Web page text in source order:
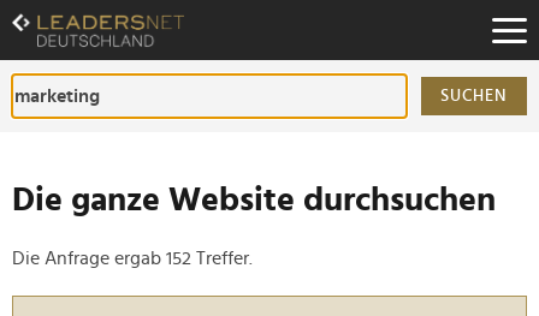
Zum
Inhalt
Zur
Fußzeilen-
Navigation
SUCHEN
Die ganze Website durchsuchen
Die Anfrage ergab 152 Treffer.